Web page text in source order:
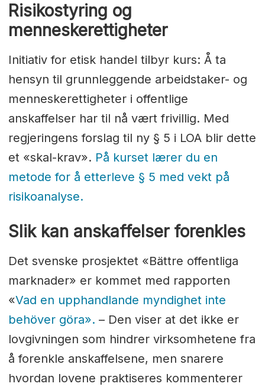
Risikostyring og
menneskerettigheter
Initiativ for etisk handel tilbyr kurs: Å ta
hensyn til grunnleggende arbeidstaker- og
menneskerettigheter i offentlige
anskaffelser har til nå vært frivillig. Med
regjeringens forslag til ny § 5 i LOA blir dette
et «skal-krav». På kurset lærer du en
metode for å etterleve § 5 med vekt på
risikoanalyse.
Slik kan anskaffelser forenkles
Det svenske prosjektet «Bättre offentliga
marknader» er kommet med rapporten
«Vad en upphandlande myndighet inte
behöver göra». – Den viser at det ikke er
lovgivningen som hindrer virksomhetene fra
å forenkle anskaffelsene, men snarere
hvordan lovene praktiseres kommenterer